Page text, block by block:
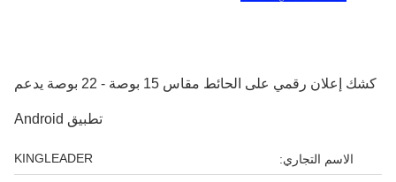
كشك إعلان رقمي على الحائط مقاس 15 بوصة - 22 بوصة يدعم
تطبيق Android
الاسم التجاري: KINGLEADER